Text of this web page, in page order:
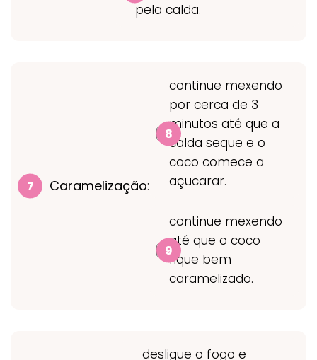
pela calda.
Caramelização:
continue mexendo
por cerca de 3
minutos até que a
calda seque e o
coco comece a
açucarar.
continue mexendo
até que o coco
fique bem
caramelizado.
desligue o fogo e